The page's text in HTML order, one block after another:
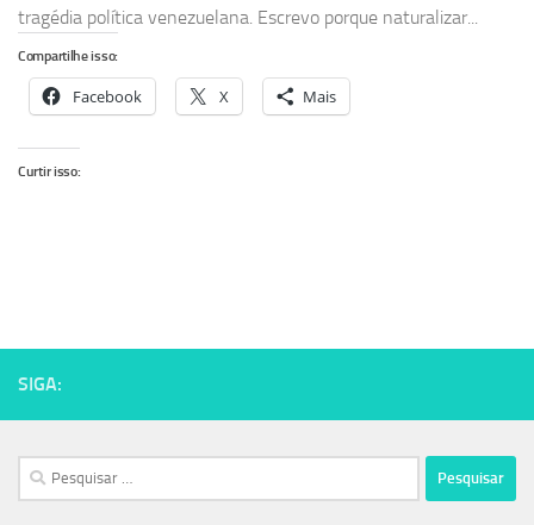
tragédia política venezuelana. Escrevo porque naturalizar...
Compartilhe isso:
Facebook X Mais
Curtir isso:
SIGA:
Pesquisar
por: